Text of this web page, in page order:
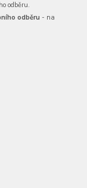
odběru.
odběru - na